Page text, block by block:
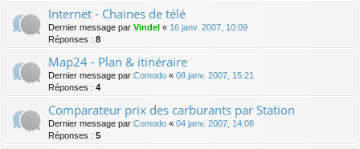
Internet - Chaines de télé
Dernier message par Vindel « 16 janv. 2007, 10:09
Réponses : 8
Map24 - Plan & itinéraire
Dernier message par Comodo « 08 janv. 2007, 15:21
Réponses : 4
Comparateur prix des carburants par Station
Dernier message par Comodo « 04 janv. 2007, 14:08
Réponses : 5